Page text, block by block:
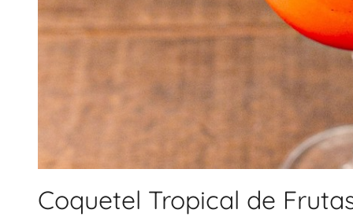
Coquetel Tropical de